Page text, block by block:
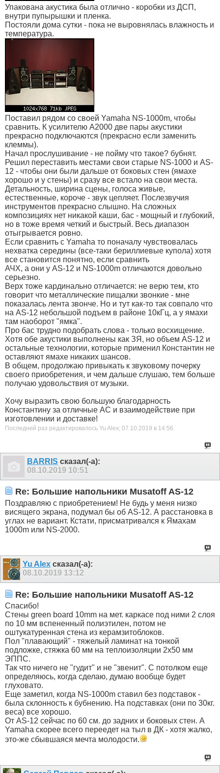
Упакована акустика была отлично - коробки из ДСП,
внутри пупырышки и пленка.
Постояли дома сутки - пока не выровнялась влажность и
температура.
Поставил рядом со своей Yamaha NS-1000m, чтобы
сравнить. К усилителю A2000 две пары акустики
прекрасно подключаются (прекрасно если заменить
клеммы).
Начал прослушивание - не пойму что такое? бубнят.
Решил переставить местами свои старые NS-1000 и AS-
12 - чтобы они были дальше от боковых стен (ямахе
хорошо и у стены) и сразу все встало на свои места.
Детальность, ширина сцены, голоса живые,
естественные, короче - звук цепляет. Послезвучия
инструментов прекрасно слышно. На сложных
композициях нет никакой каши, бас - мощный и глубокий,
но в тоже время четкий и быстрый. Весь диапазон
отыгрывается ровно.
Если сравнить с Yamaha то поначалу чувствовалась
нехватка середины (все-таки бериллиевые купола) хотя
все становится понятно, если сравнить
АЧХ, а они у AS-12 и NS-1000m отличаются довольно
серьезно.
Верх тоже кардинально отличается: не верю тем, кто
говорит что металлические пищалки звонкие - мне
показалась лента звонче. Но и тут как-то так совпало что
на AS-12 небольшой подъем в районе 10кГц, а у ямахи
там наоборот "ямка".
Про бас трудно подобрать слова - только восхищение.
Хотя обе акустики выполнены как ЗЯ, но объем AS-12 и
остальные технологии, которые применил Константин не
оставляют ямахе никаких шансов.
В общем, продолжаю привыкать к звуковому почерку
своего приобретения, и чем дальше слушаю, тем больше
получаю удовольствия от музыки.
Хочу выразить свою большую благодарность
Константину за отличные АС и взаимодействие при
изготовлении и доставке!
Последний раз редактировалось Yu Alex; 07.10.2019 в 14:56.
BARRIS сказал(-а):
08.10.2019 10:51
Re: Большие напольники Musatoff AS-12
Поздравляю с приобретением! Не будь у меня низко
висящего экрана, подумал бы об AS-12. А расстановка в
углах не вариант. Кстати, присматривался к Ямахам
1000m или NS-2000.
Yu Alexсказал(-а):
08.10.2019 13:12
Re: Большие напольники Musatoff AS-12
Спасибо!
Стены green board 10mm на мет. каркасе под ними 2 слоя
по 10 мм вспененный полиэтилен, потом не
оштукатуренная стена из керамзитоблоков.
Пол "плавающий" - тяжелый ламинат на тонкой
подложке, стяжка 60 мм на теплоизоляции 2х50 мм
ЭППС.
Так что ничего не "гудит" и не "звенит". С потолком еще
определяюсь, когда сделаю, думаю вообще будет
глуховато.
Еще заметил, когда NS-1000m ставил без подставок -
была склонность к бубнению. На подставках (они по 30кг.
веса) все хорошо.
От AS-12 сейчас по 60 см. до задних и боковых стен. А
Yamaha скорее всего переедет на тыл в ДК - хотя жалко,
это-же сбывшаяся мечта молодости.